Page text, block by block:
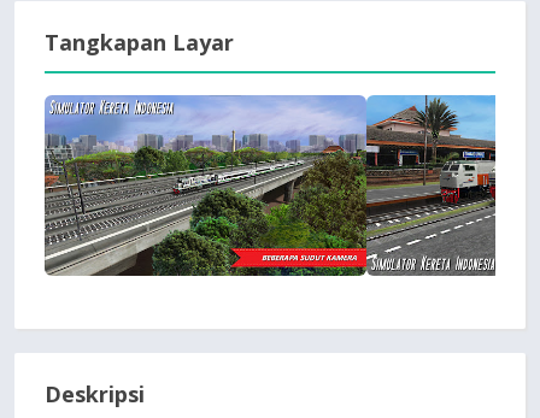
Tangkapan Layar
Deskripsi